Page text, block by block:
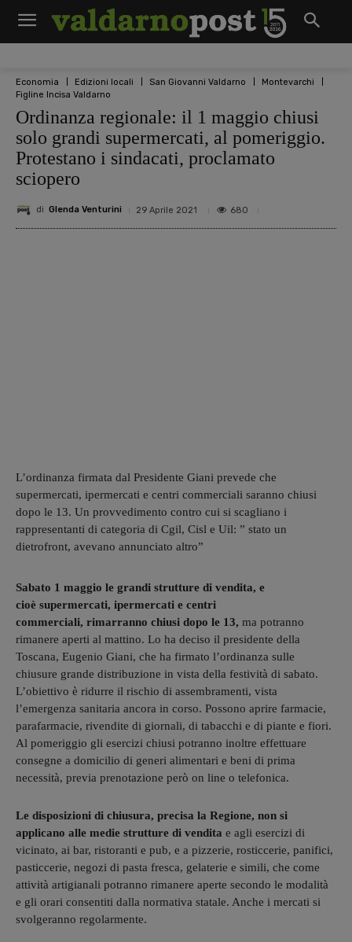
Economia Edizioni locali San Giovanni Valdarno
Montevarchi
Figline Incisa Valdarno
Ordinanza regionale: il 1 maggio chiusi
solo grandi supermercati, al pomeriggio.
Protestano i sindacati, proclamato
sciopero
di Glenda Venturini 29 Aprile 2021 680
L’ordinanza firmata dal Presidente Giani prevede che
supermercati, ipermercati e centri commerciali saranno chiusi
dopo le 13. Un provvedimento contro cui si scagliano i
rappresentanti di categoria di Cgil, Cisl e Uil: ” stato un
dietrofront, avevano annunciato altro”
Sabato 1 maggio le grandi strutture di vendita, e
cioè supermercati, ipermercati e centri
commerciali, rimarranno chiusi dopo le 13, ma potranno
rimanere aperti al mattino. Lo ha deciso il presidente della
Toscana, Eugenio Giani, che ha firmato l’ordinanza sulle
chiusure grande distribuzione in vista della festività di sabato.
L’obiettivo è ridurre il rischio di assembramenti, vista
l’emergenza sanitaria ancora in corso. Possono aprire farmacie,
parafarmacie, rivendite di giornali, di tabacchi e di piante e fiori.
Al pomeriggio gli esercizi chiusi potranno inoltre effettuare
consegne a domicilio di generi alimentari e beni di prima
necessità, previa prenotazione però on line o telefonica.
Le disposizioni di chiusura, precisa la Regione, non si
applicano alle medie strutture di vendita e agli esercizi di
vicinato, ai bar, ristoranti e pub, e a pizzerie, rosticcerie, panifici,
pasticcerie, negozi di pasta fresca, gelaterie e simili, che come
attività artigianali potranno rimanere aperte secondo le modalità
e gli orari consentiti dalla normativa statale. Anche i mercati si
svolgeranno regolarmente.